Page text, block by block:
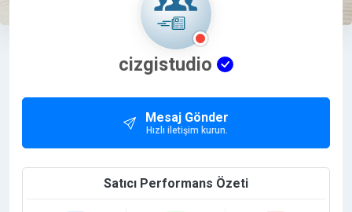
cizgistudio
Mesaj Gönder
Hızlı iletişim kurun.
Satıcı Performans Özeti